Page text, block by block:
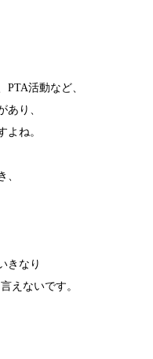
PTA活動など、
あり、
よね。
、
きなり
えないです。